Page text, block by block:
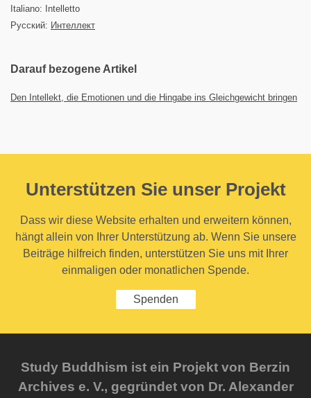
Italiano: Intelletto
Русский: Интеллект
Darauf bezogene Artikel
Den Intellekt, die Emotionen und die Hingabe ins Gleichgewicht bringen
Unterstützen Sie unser Projekt
Dass wir diese Website erhalten und erweitern können,
hängt allein von Ihrer Unterstützung ab. Wenn Sie unsere
Beiträge hilfreich finden, unterstützen Sie uns mit Ihrer
einmaligen oder monatlichen Spende.
Spenden
Study Buddhism ist ein Projekt von Berzin
Archives e. V., gegründet von Dr. Alexander